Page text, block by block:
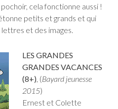
cela fonctionne aussi !
petits et grands et qui
et des images.
LES GRANDES
GRANDES VACANCES
(8+), (Bayard jeunesse
2015)
Ernest et Colette